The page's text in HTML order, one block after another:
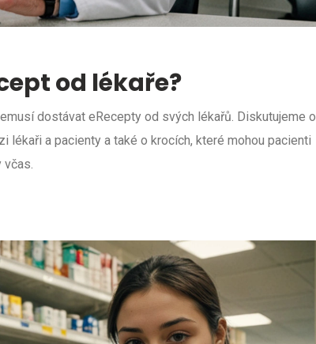
od lékaře?
dostávat eRecepty od svých lékařů. Diskutujeme o
lékaři a pacienty a také o krocích, které mohou pacienti
včas.